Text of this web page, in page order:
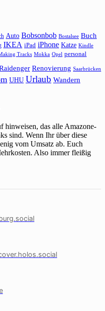
Auto Bobsonbob Bostalsee Buch
IKEA iPad iPhone Katze Kindle
Tracks Mokka Opel personal
Renovierung Saarbrücken
UHU Urlaub Wandern
hinweisen, das alle Amazone-
sind. Wenn Ihr über diese
vom Umsatz ab. Euch
Also immer fleißig